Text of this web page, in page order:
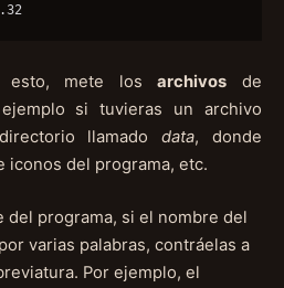
esto, mete losarchivos de
si tuvieras un archivo
llamado data, donde
iconos del programa, etc.
del programa, si el nombre del
varias palabras, contráelas a
Por ejemplo, el